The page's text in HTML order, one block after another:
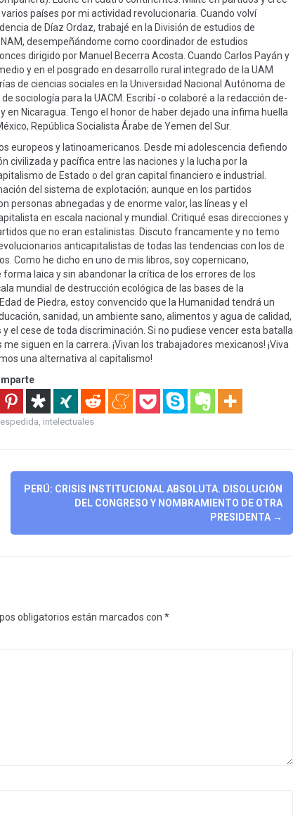
países por mi actividad revolucionaria. Cuando volví
de Díaz Ordaz, trabajé en la División de estudios de
desempeñándome como coordinador de estudios
dirigido por Manuel Becerra Acosta. Cuando Carlos Payán y
y en el posgrado en desarrollo rural integrado de la UAM
de ciencias sociales en la Universidad Nacional Autónoma de
sociología para la UACM. Escribí -o colaboré a la redacción de-
Nicaragua. Tengo el honor de haber dejado una ínfima huella
República Socialista Árabe de Yemen del Sur.
europeos y latinoamericanos. Desde mi adolescencia defiendo
civilizada y pacífica entre las naciones y la lucha por la
de Estado o del gran capital financiero e industrial.
del sistema de explotación; aunque en los partidos
abnegadas y de enorme valor, las líneas y el
en escala nacional y mundial. Critiqué esas direcciones y
que no eran estalinistas. Discuto francamente y no temo
anticapitalistas de todas las tendencias con los de
Como he dicho en uno de mis libros, soy copernicano,
laica y sin abandonar la crítica de los errores de los
mundial de destrucción ecológica de las bases de la
de Piedra, estoy convencido que la Humanidad tendrá un
sanidad, un ambiente sano, alimentos y agua de calidad,
el cese de toda discriminación. Si no pudiese vencer esta batalla
siguen en la carrera. ¡Vivan los trabajadores mexicanos! ¡Viva
una alternativa al capitalismo!
, intelectuales
PERÚ: CRISIS INSTITUCIONAL ABSOLUTA. DISOLUCIÓN
DEL CONGRESO Y NOMBRAMIENTO DE OTRA
PRESIDENTA →
obligatorios están marcados con *